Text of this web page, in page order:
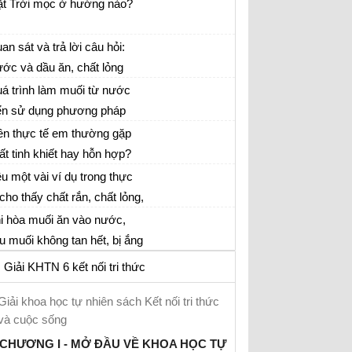
dưới (ghi câu trả lời của
vào vở)
Trời mọc ở hướng nào?
sát và trả lời câu hỏi:
và dầu ăn, chất lỏng
nặng hơn?....
trình làm muối từ nước
sử dụng phương pháp
chất nào?
thực tế em thường gặp
tinh khiết hay hỗn hợp?
một vài ví dụ trong thực
thấy chất rắn, chất lỏng,
khí tan trong nước.
hòa muối ăn vào nước,
muối không tan hết, bị ắng
đáy thì có tạo thành
phù không?
Giải KHTN 6 kết nối tri thức
khoa học tự nhiên sách Kết nối tri thức
cuộc sống
CHƯƠNG I - MỞ ĐẦU VỀ KHOA HỌC TỰ